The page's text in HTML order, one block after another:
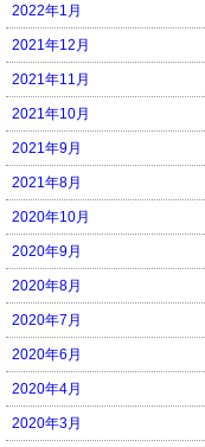
2022年1月
2021年12月
2021年11月
2021年10月
2021年9月
2021年8月
2020年10月
2020年9月
2020年8月
2020年7月
2020年6月
2020年4月
2020年3月